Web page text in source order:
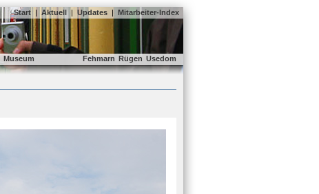
Start | Aktuell | Updates | Mitarbeiter-Index
Museum Fehmarn Rügen Usedom